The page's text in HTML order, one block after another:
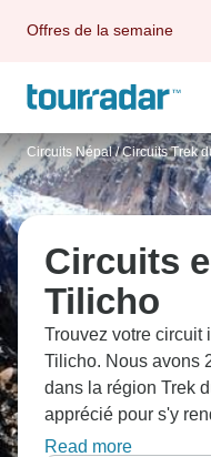
Offres de la semaine
Circuits Népal / Circuits Trek
Circuits
Tilicho
Trouvez votre circuit
Tilicho. Nous avons
dans la région Trek
apprécié pour s'y
le mois qui compte
Read more